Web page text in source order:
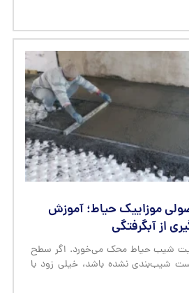
موزاییک حیاط؛ آموزش
از آبگرفتگی
شیب حیاط محک می‌خورد. اگر سطح
شیب‌بندی نشده باشد، خیلی زود با